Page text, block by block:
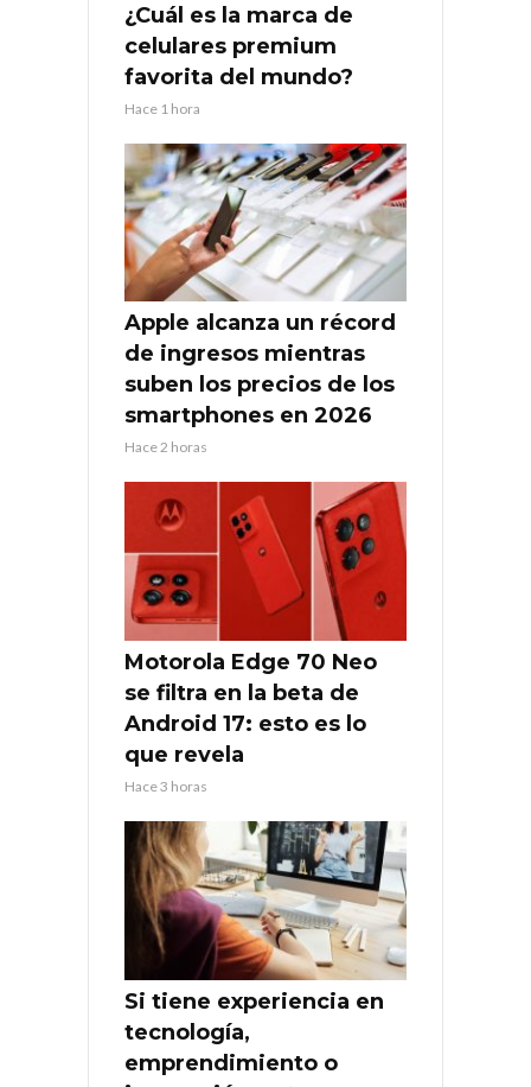
¿Cuál es la marca de
celulares premium
favorita del mundo?
Hace 1 hora
Apple alcanza un récord
de ingresos mientras
suben los precios de los
smartphones en 2026
Hace 2 horas
Motorola Edge 70 Neo
se filtra en la beta de
Android 17: esto es lo
que revela
Hace 3 horas
Si tiene experiencia en
tecnología,
emprendimiento o